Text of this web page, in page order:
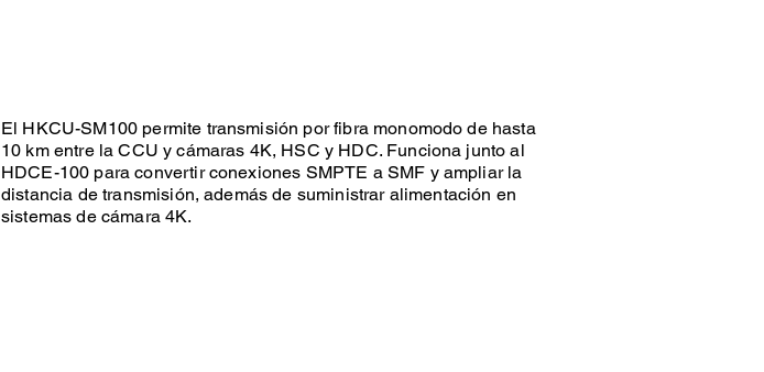
El HKCU-SM100 permite transmisión por fibra monomodo de hasta
10 km entre la CCU y cámaras 4K, HSC y HDC. Funciona junto al
HDCE-100 para convertir conexiones SMPTE a SMF y ampliar la
distancia de transmisión, además de suministrar alimentación en
sistemas de cámara 4K.